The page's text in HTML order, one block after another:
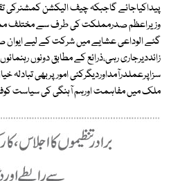
پیداکیاجائے گاجبکہ چیف الیکشن کمشنرکی
وزیراعظم صدرمملکت کی طرف سے مختلف
گئے الوداعی عشایے میں شرکت کے لیے ایوان
زائددیرجاری رہی،ذرائع کے مطابق دونوں
سزاپرعملدرآمداوردیگرکئی امورپربھی تبادلہ
ملک میں مفاہمت اورہم آہنگی کی سیاست